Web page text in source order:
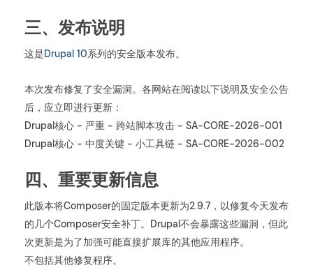
三、发布说明
这是Drupal 10系列的安全版本发布。
本次发布修复了安全漏洞。各网站在阅读以下说明及安全公告
后，应立即进行更新：
Drupal核心 - 严重 - 跨站脚本攻击 - SA-CORE-2026-001
Drupal核心 - 中度关键 - 小工具链 - SA-CORE-2026-002
四、重要更新信息
此版本将Composer的固定版本更新为2.9.7，以修复今天发布
的几个Composer安全补丁。Drupal不会暴露这些漏洞，但此
次更新是为了加强可能直接扩展库的其他应用程序。
不包括其他修复程序。